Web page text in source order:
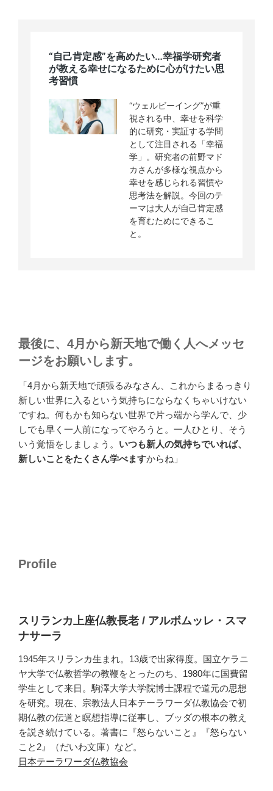
最後に、4月から新天地で働く人へメッセ
ージをお願いします。
「4月から新天地で頑張るみなさん、これからまるっきり
新しい世界に入るという気持ちにならなくちゃいけない
ですね。何もかも知らない世界で片っ端から学んで、少
しでも早く一人前になってやろうと。一人ひとり、そう
いう覚悟をしましょう。 いつも新人の気持ちでいれば、
新しいことをたくさん学べますからね」
Profile
スリランカ上座仏教長老 / アルボムッレ・スマ
ナサーラ
1945年スリランカ生まれ。13歳で出家得度。国立ケラニ
ヤ大学で仏教哲学の教鞭をとったのち、1980年に国費留
学生として来日。駒澤大学大学院博士課程で道元の思想
を研究。現在、宗教法人日本テーラワーダ仏教協会で初
期仏教の伝道と瞑想指導に従事し、ブッダの根本の教え
を説き続けている。著書に『怒らないこと』『怒らない
こと2』（だいわ文庫）など。
日本テーラワーダ仏教協会